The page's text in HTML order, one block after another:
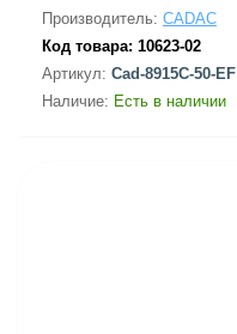
Производитель: CADAC
Код товара: 10623-02
Артикул: Cad-8915C-50-EF
Наличие: Есть в наличии